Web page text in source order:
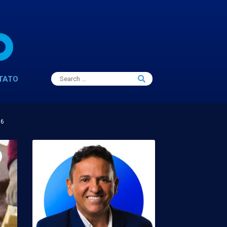
Search
for:
Search